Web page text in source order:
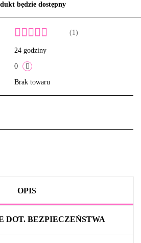
będzie dostępny
(1)
24 godziny
0
Brak towaru
OPIS
DOT. BEZPIECZEŃSTWA